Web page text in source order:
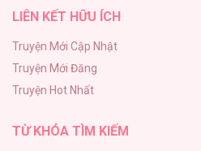
|END| Định Tên Mối Quan Hệ
Phạm Luật
106
LIÊN KẾT HỮU ÍCH
Truyện Mới Cập Nhật
Truyện Mới Đăng
Truyện Hot Nhất
TỪ KHÓA TÌM KIẾM